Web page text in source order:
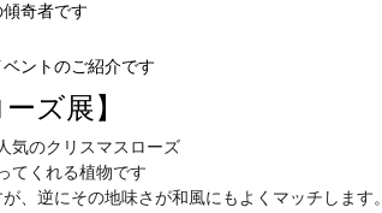
奇者です
ントのご紹介です
ズ展 】​​
気のクリスマスローズ
てくれる植物です
、逆にその地味さが和風にもよくマッチします。